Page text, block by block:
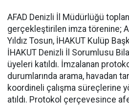
AFAD Denizli İl Müdürlüğü
gerçekleştirilen imza törenine;
Yıldız Tosun, İHAKUT Kulüp
İHAKUT Denizli İl Sorumlusu
üyeleri katıldı. İmzalanan
durumlarında arama, havadan
koordineli çalışma süreçlerine
atıldı. Protokol çerçevesince